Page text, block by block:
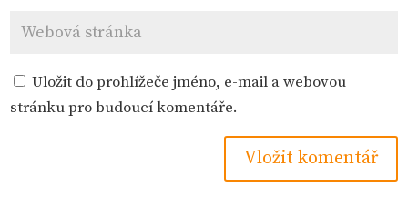
Uložit do prohlížeče jméno, e-mail a webovou
stránku pro budoucí komentáře.